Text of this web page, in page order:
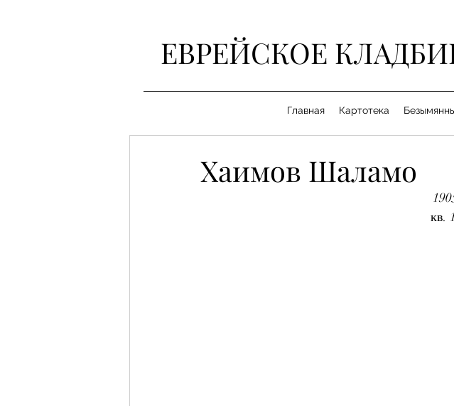
ЕВРЕЙСКОЕ
Главная Картотека
Хаимов Шаламо
кв.